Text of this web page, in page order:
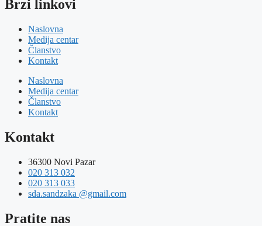
Brzi linkovi
Naslovna
Medija centar
Članstvo
Kontakt
Naslovna
Medija centar
Članstvo
Kontakt
Kontakt
36300 Novi Pazar
020 313 032
020 313 033
sda.sandzaka @gmail.com
Pratite nas